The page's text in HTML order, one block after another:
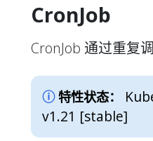
CronJob
CronJob 通过重复
特性状态：
v1.21 [stable]